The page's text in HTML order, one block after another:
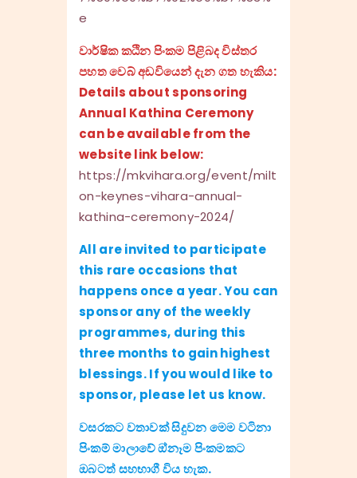
e
වාර්ෂික කඨින පිංකම පිළිබද විස්තර
පහත වෙබ් අඩවියෙන් දැන ගත හැකිය:
Details about sponsoring
Annual Kathina Ceremony
can be available from the
website link below:
https://mkvihara.org/event/milt
on-keynes-vihara-annual-
kathina-ceremony-2024/
All are invited to participate
this rare occasions that
happens once a year. You can
sponsor any of the weekly
programmes, during this
three months to gain highest
blessings. If you would like to
sponsor, please let us know.
වසරකට වතාවක් සිදුවන මෙම වටිනා
පිංකම් මාලාවේ ඔ්නෑම පිංකමකට
ඔබටත් සහභාගී විය හැක.